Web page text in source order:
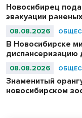
Новосибирец
эвакуации
08.08.2026
В Новосибирске
диспансеризацию
08.08.2026
Знаменитый
новосибирском